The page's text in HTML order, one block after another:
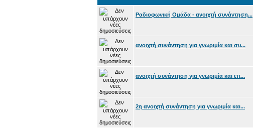
Ραδιοφωνική Ομάδα - ανοιχτή συνάντηση...
ανοιχτή συνάντηση για γνωριμία και συ...
ανοιχτή συνάντηση για γνωριμία και επ...
2η ανοιχτή συνάντηση για γνωριμία και...